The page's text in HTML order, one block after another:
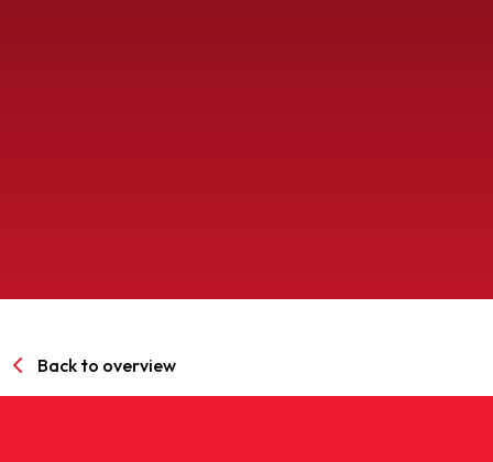
Back to overview